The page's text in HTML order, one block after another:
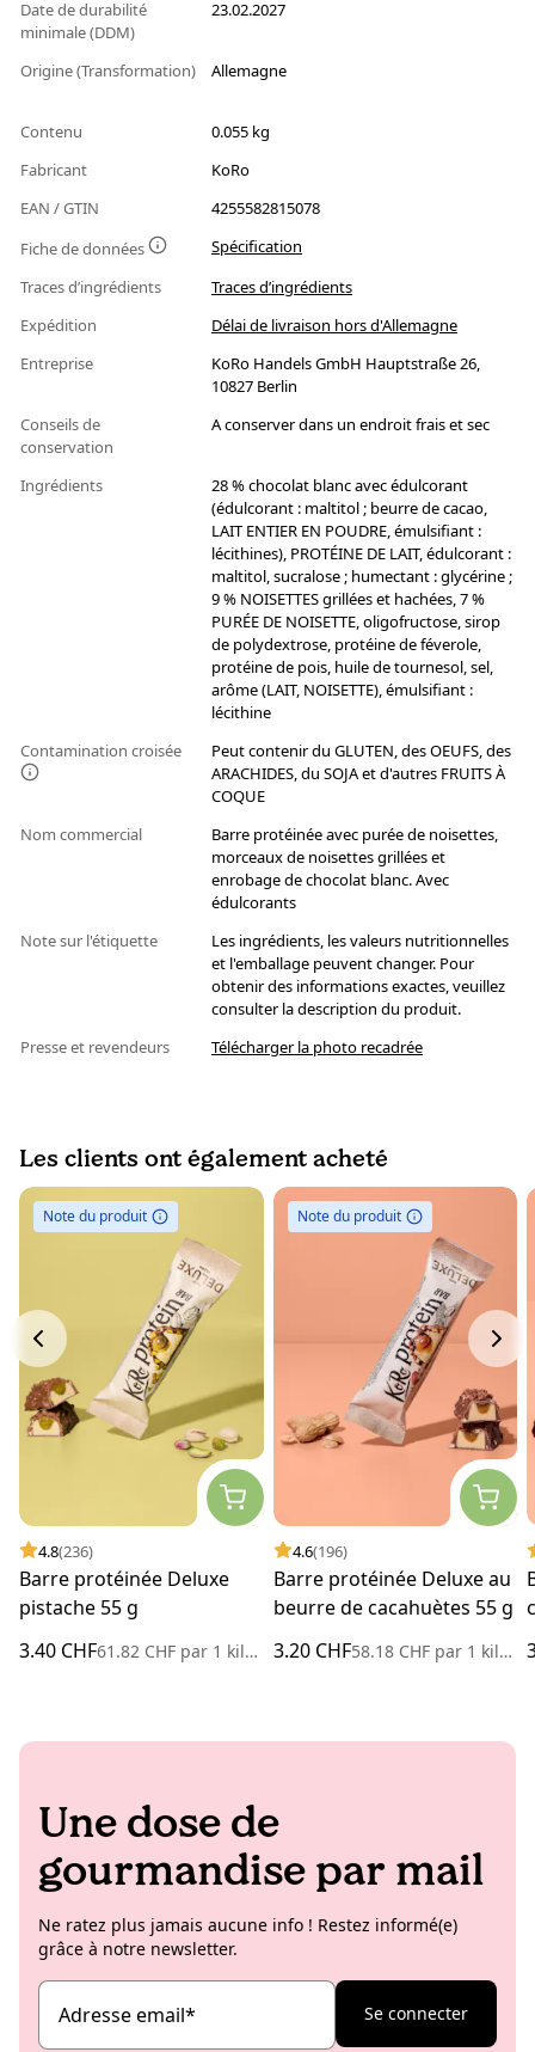
Date de durabilité
minimale (DDM)
23.02.2027
Origine (Transformation) Allemagne
Contenu
0.055 kg
Fabricant
KoRo
EAN / GTIN
4255582815078
Fiche de données
Spécification
Traces d’ingrédients
Traces d’ingrédients
Expédition
Délai de livraison hors d'Allemagne
Entreprise
KoRo Handels GmbH Hauptstraße 26,
10827 Berlin
Conseils de
conservation
A conserver dans un endroit frais et sec
Ingrédients
28 % chocolat blanc avec édulcorant
(édulcorant : maltitol ; beurre de cacao,
LAIT ENTIER EN POUDRE, émulsifiant :
lécithines), PROTÉINE DE LAIT, édulcorant :
maltitol, sucralose ; humectant : glycérine ;
9 % NOISETTES grillées et hachées, 7 %
PURÉE DE NOISETTE, oligofructose, sirop
de polydextrose, protéine de féverole,
protéine de pois, huile de tournesol, sel,
arôme (LAIT, NOISETTE), émulsifiant :
lécithine
Contamination croisée
Peut contenir du GLUTEN, des OEUFS, des
ARACHIDES, du SOJA et d'autres FRUITS À
COQUE
Nom commercial
Barre protéinée avec purée de noisettes,
morceaux de noisettes grillées et
enrobage de chocolat blanc. Avec
édulcorants
Note sur l'étiquette
Les ingrédients, les valeurs nutritionnelles
et l'emballage peuvent changer. Pour
obtenir des informations exactes, veuillez
consulter la description du produit.
Presse et revendeurs
Télécharger la photo recadrée
Les clients ont également acheté
Note du produit
4.8(236)
Barre protéinée Deluxe
pistache 55 g
3.40 CHF61.82 CHF par 1 kilogramme
Note du produit
4.6(196)
Barre protéinée Deluxe au
beurre de cacahuètes 55 g
3.20 CHF58.18 CHF par1 kilogramme
Une dose de
gourmandise par mail
Ne ratez plus jamais aucune info ! Restez informé(e)
grâce à notre newsletter.
Adresse email* Se connecter